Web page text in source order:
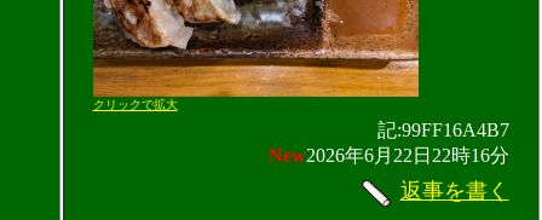
クリックで拡大
記:99FF16A4B7
New2026年6月22日22時16分
返事を書く